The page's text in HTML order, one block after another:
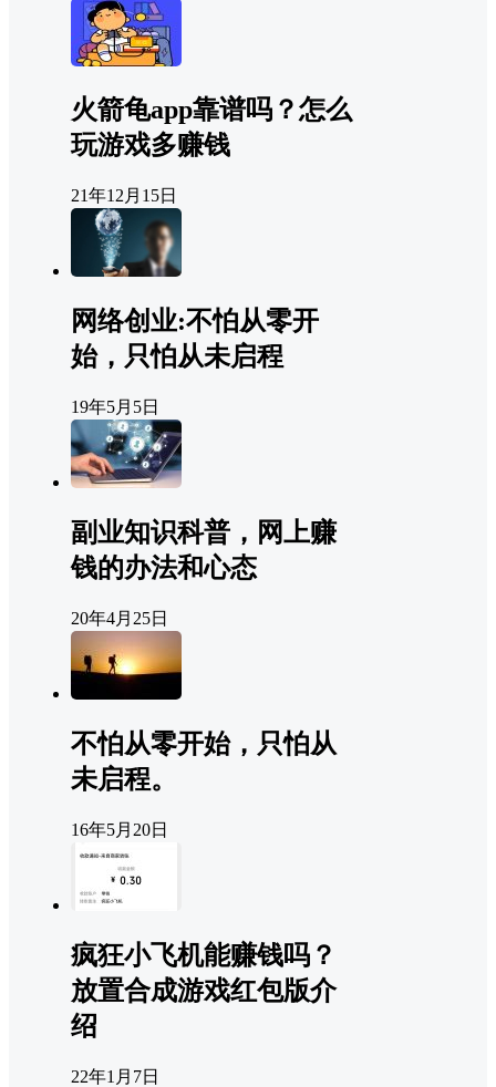
火箭龟app靠谱吗？怎么
玩游戏多赚钱
21年12月15日
网络创业:不怕从零开
始，只怕从未启程
19年5月5日
副业知识科普，网上赚
钱的办法和心态
20年4月25日
不怕从零开始，只怕从
未启程。
16年5月20日
疯狂小飞机能赚钱吗？
放置合成游戏红包版介
绍
22年1月7日